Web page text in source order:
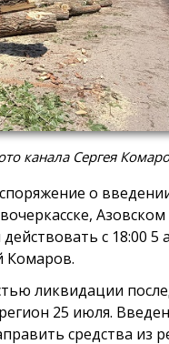
канала Сергея
о
Азовском
с 18:00 5
Комаров.
ликвидации
25 июля.
средства из